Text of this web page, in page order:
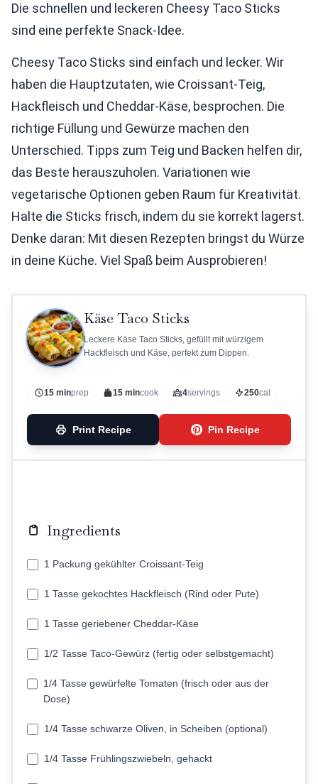
Die schnellen und leckeren Cheesy Taco Sticks
sind eine perfekte Snack-Idee.
Cheesy Taco Sticks sind einfach und lecker. Wir
haben die Hauptzutaten, wie Croissant-Teig,
Hackfleisch und Cheddar-Käse, besprochen. Die
richtige Füllung und Gewürze machen den
Unterschied. Tipps zum Teig und Backen helfen dir,
das Beste herauszuholen. Variationen wie
vegetarische Optionen geben Raum für Kreativität.
Halte die Sticks frisch, indem du sie korrekt lagerst.
Denke daran: Mit diesen Rezepten bringst du Würze
in deine Küche. Viel Spaß beim Ausprobieren!
Käse Taco Sticks
Leckere Käse Taco Sticks, gefüllt mit würzigem
Hackfleisch und Käse, perfekt zum Dippen.
15 minprep 15 mincook 4servings 250cal
Print Recipe Pin Recipe
Ingredients
1 Packung gekühlter Croissant-Teig
1 Tasse gekochtes Hackfleisch (Rind oder Pute)
1 Tasse geriebener Cheddar-Käse
1/2 Tasse Taco-Gewürz (fertig oder selbstgemacht)
1/4 Tasse gewürfelte Tomaten (frisch oder aus der
Dose)
1/4 Tasse schwarze Oliven, in Scheiben (optional)
1/4 Tasse Frühlingszwiebeln, gehackt